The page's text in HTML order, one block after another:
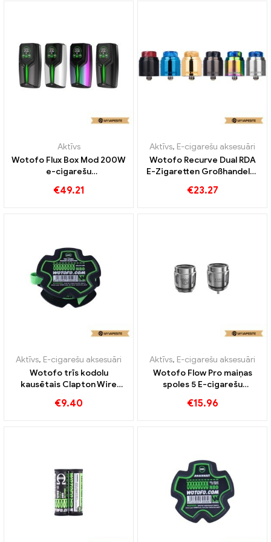
Aktīvs
Wotofo Flux Box Mod 200W
e-cigarešu
Pielāgots
€49.21
Aktīvs, E-cigarešu aksesuāri
Wotofo Recurve Dual RDA
E-Zigaretten Großhandel丨
€23.27
Aktīvs, E-cigarešu aksesuāri
Wotofo trīs kodolu
kausētais Clapton Wire
vairumtirdzniecība 丨
€9.40
Aktīvs, E-cigarešu aksesuāri
Wotofo Flow Pro maiņas
spoles 5 E-cigarešu
vairumtirdzniecība丨
€15.96